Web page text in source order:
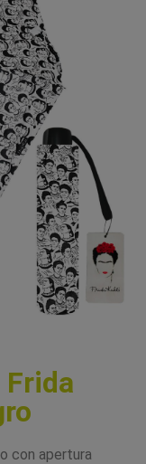
Frida
con apertura